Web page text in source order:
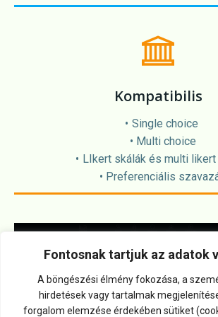
Fontosnak tartjuk az adatok
A böngészési élmény fokozása, a
hirdetések vagy tartalmak
forgalom elemzése érdekében sütiket
Kompatibilis
Single choice
Multi choice
LIkert skálák és multi
Preferenciális